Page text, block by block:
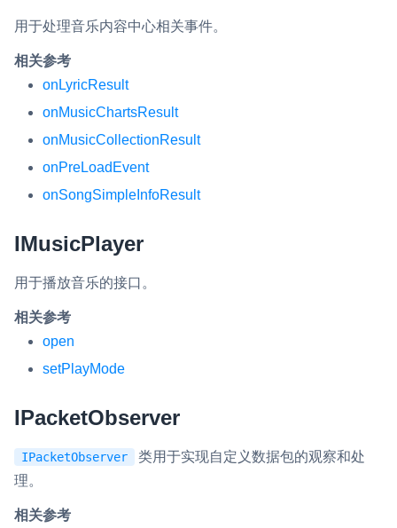
用于处理音乐内容中心相关事件。
相关参考
onLyricResult
onMusicChartsResult
onMusicCollectionResult
onPreLoadEvent
onSongSimpleInfoResult
IMusicPlayer
用于播放音乐的接口。
相关参考
open
setPlayMode
IPacketObserver
IPacketObserver
类用于实现自定义数据包的观察和处
理。
相关参考